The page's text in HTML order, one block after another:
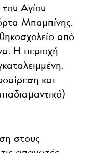
Αγίου
Μπαμπίνης.
από
Η περιοχή
και
στους